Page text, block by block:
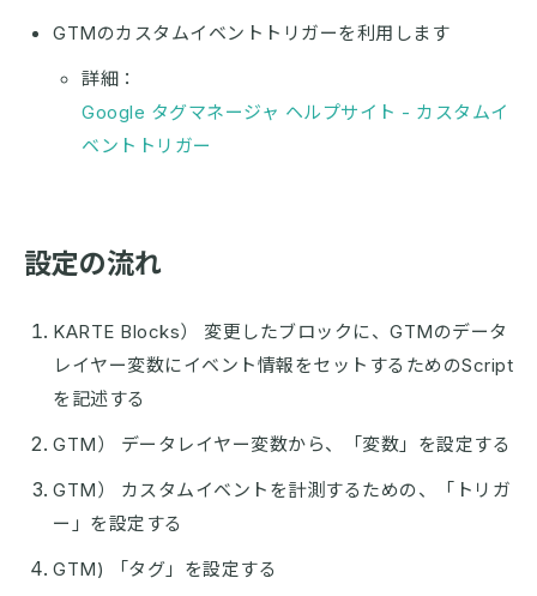
GTMのカスタムイベントトリガーを利用します
詳細：
Google タグマネージャ ヘルプサイト - カスタムイ
ベントトリガー
設定の流れ
KARTE Blocks） 変更したブロックに、GTMのデータ
レイヤー変数にイベント情報をセットするためのScript
を記述する
GTM） データレイヤー変数から、「変数」を設定する
GTM） カスタムイベントを計測するための、「トリガ
ー」を設定する
GTM) 「タグ」を設定する